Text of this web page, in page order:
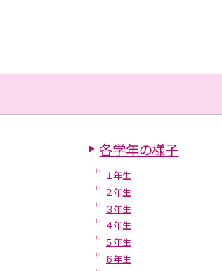
各学年の様子
１年生
２年生
３年生
４年生
５年生
６年生